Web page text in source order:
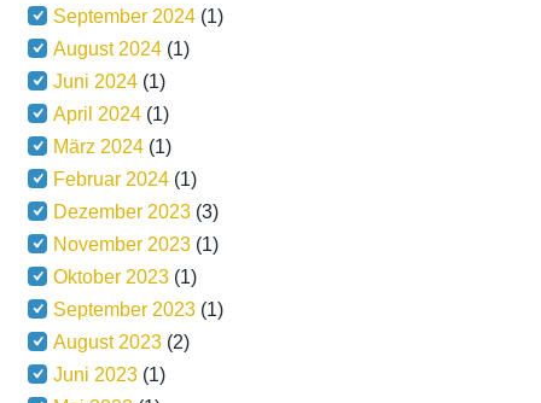
September 2024 (1)
August 2024 (1)
Juni 2024 (1)
April 2024 (1)
März 2024 (1)
Februar 2024 (1)
Dezember 2023 (3)
November 2023 (1)
Oktober 2023 (1)
September 2023 (1)
August 2023 (2)
Juni 2023 (1)